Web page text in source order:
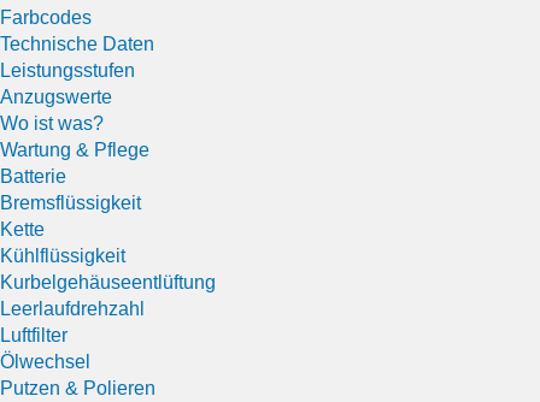
Farbcodes
Technische Daten
Leistungsstufen
Anzugswerte
Wo ist was?
Wartung & Pflege
Batterie
Bremsflüssigkeit
Kette
Kühlflüssigkeit
Kurbelgehäuseentlüftung
Leerlaufdrehzahl
Luftfilter
Ölwechsel
Putzen & Polieren